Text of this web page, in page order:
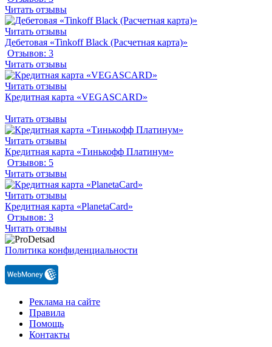
Читать отзывы
Читать отзывы
Дебетовая «Tinkoff Black (Расчетная карта)»
Отзывов: 3
Читать отзывы
Читать отзывы
Кредитная карта «VEGASCARD»
Читать отзывы
Читать отзывы
Кредитная карта «Тинькофф Платинум»
Отзывов: 5
Читать отзывы
Читать отзывы
Кредитная карта «PlanetaCard»
Отзывов: 3
Читать отзывы
Политика конфиденциальности
Реклама на сайте
Правила
Помощь
Контакты